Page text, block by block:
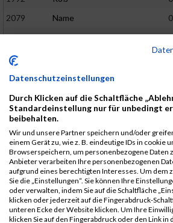
2079
Name
1893
Kreuzberg
1905
2120
Fink
1787
Friedrich
1794
Gamisch
2046
Sorger
2047
Sorger
2051
Stephan
2065
Thome
1719
Barth
Datenschutzeinstellungen
Durch Klicken auf die Schaltfläche
Standardeinstellung nur für unbedingt
beibehalten.
Wir und unsere Partner speichern und/oder
einem Gerät zu, wie z. B. eindeutige IDs in cookie
Browserspeichern, um personenbezogene Daten
Anbieter verarbeiten Ihre personenbezogenen
aufgrund eines berechtigten Interesses. Um dem
Sie die „Einstellungen“. Sie können Ihre
oder verwalten, indem Sie auf die Schaltfläche
klicken oder jederzeit auf die Fingerabdruck-
unteren Ecke der Website klicken. Um Ihre
klicken Sie auf den Fingerabdruck oder den Link